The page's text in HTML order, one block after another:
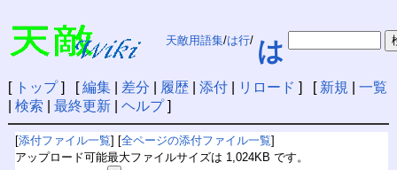
天敵用語集/は行/ は
[ トップ] [編集| 差分 履歴| 添付| リロード ] [ 新規
一覧
検索 最終更新| ヘルプ]
[添付ファイル一覧] [全ページの添付ファイル一覧]
アップロード可能最大ファイルサイズは 1,024KB です。